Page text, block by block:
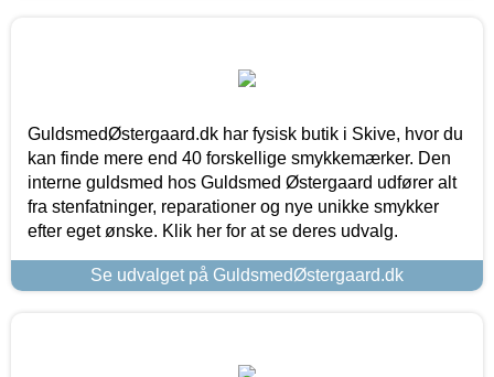
GuldsmedØstergaard.dk har fysisk butik i Skive, hvor du
kan finde mere end 40 forskellige smykkemærker. Den
interne guldsmed hos Guldsmed Østergaard udfører alt
fra stenfatninger, reparationer og nye unikke smykker
efter eget ønske. Klik her for at se deres udvalg.
Se udvalget på GuldsmedØstergaard.dk